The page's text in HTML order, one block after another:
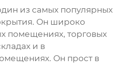
из самых популярных
Он широко
помещениях, торговых
и в
Он прост в